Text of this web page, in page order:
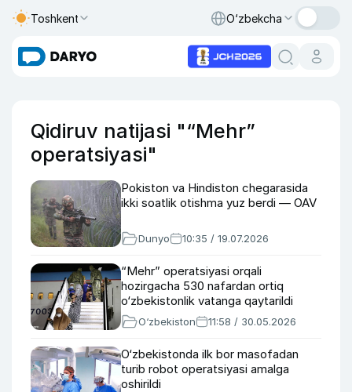
Toshkent O‘zbekcha
Qidiruv natijasi "“Mehr”
operatsiyasi"
Pokiston va Hindiston chegarasida
ikki soatlik otishma yuz berdi — OAV
Dunyo 10:35 / 19.07.2026
“Mehr” operatsiyasi orqali
hozirgacha 530 nafardan ortiq
o‘zbekistonlik vatanga qaytarildi
O‘zbekiston 11:58 / 30.05.2026
O‘zbekistonda ilk bor masofadan
turib robot operatsiyasi amalga
oshirildi